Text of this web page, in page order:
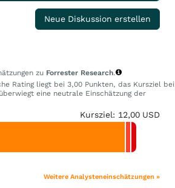
Neue Diskussion erstellen
zu Forrester Research.
Rating liegt bei 3,00 Punkten, das Kursziel bei
eine neutrale Einschätzung der
Kursziel: 12,00 USD
Weitere Analysteneinschätzungen »